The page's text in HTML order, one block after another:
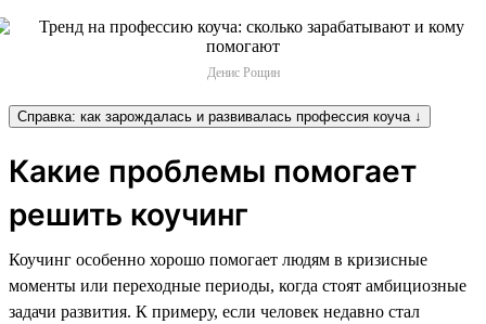
Денис Рощин
Справка: как зарождалась и развивалась профессия коуча ↓
Какие проблемы помогает
решить коучинг
Коучинг особенно хорошо помогает людям в кризисные
моменты или переходные периоды, когда стоят амбициозные
задачи развития. К примеру, если человек недавно стал